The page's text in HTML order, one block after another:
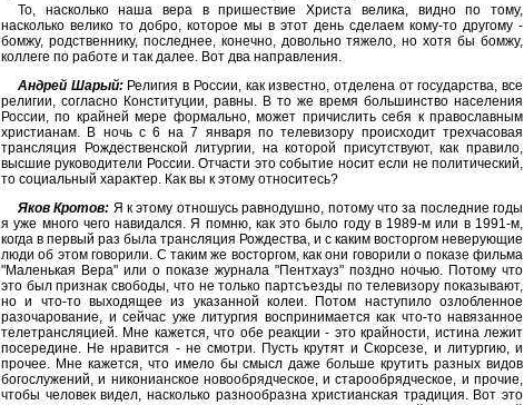
То, насколько наша вера в пришествие Христа велика, видно по тому,
насколько велико то добро, которое мы в этот день сделаем кому-то другому -
бомжу, родственнику, последнее, конечно, довольно тяжело, но хотя бы бомжу,
коллеге по работе и так далее. Вот два направления.
Андрей Шарый:Религия в России, как известно, отделена от государства, все
религии, согласно Конституции, равны. В то же время большинство населения
России, по крайней мере формально, может причислить себя к православным
христианам. В ночь с 6 на 7 января по телевизору происходит трехчасовая
трансляция Рождественской литургии, на которой присутствуют, как правило,
высшие руководители России. Отчасти это событие носит если не политический,
то социальный характер. Как вы к этому относитесь?
Яков Кротов: Я к этому отношусь равнодушно, потому что за последние годы
я уже много чего навидался. Я помню, как это было году в 1989-м или в 1991-м,
когда в первый раз была трансляция Рождества, и с каким восторгом неверующие
люди об этом говорили. С таким же восторгом, как они говорили о показе фильма
"Маленькая Вера" или о показе журнала "Пентхауз" поздно ночью. Потому что
это был признак свободы, что не только партсъезды по телевизору показывают,
но и что-то выходящее из указанной колеи. Потом наступило озлобленное
разочарование, и сейчас уже литургия воспринимается как что-то навязанное
телетрансляцией. Мне кажется, что обе реакции - это крайности, истина лежит
посередине. Не нравится - не смотри. Пусть крутят и Скорсезе, и литургию, и
прочее. Мне кажется, что имело бы смысл даже больше крутить разных видов
богослужений, и никонианское новообрядческое, и старообрядческое, и прочие,
чтобы человек видел, насколько разнообразна христианская традиция. Вот это